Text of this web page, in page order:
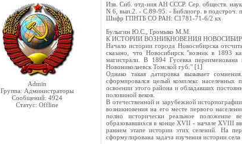
Admin
Группа: Администраторы
Сообщений: 4924
Статус: Offline
Изв. Сиб. отд-ния АН СССР. Сер. обществ.
N 6, вып.2. - С.89-95. - Библиогр. в подстроч.
Шифр ГПНТБ СО РАН: С1781-71-6/2 кх
Булыгин Ю.С., Громыко М.М.
К ИСТОРИИ ВОЗНИКНОВЕНИЯ
Начало истории города Новосибирска
сказано, что Новосибирск "возник в 1893
магистрали. В 1894 Гусевка
Новониколаевск Томской губ." [1]
Однако такая датировка вызывает
сформировался целый комплекс
освоении этого района и обладавших
половиной веков.
В отечественной и зарубежной
возникновения на его месте первого
полно исторически реальное положение
образовавшихся в конце XVII - начале XVIII
раннем этапе истории этих селений. На
сформулирована задача изучения истории